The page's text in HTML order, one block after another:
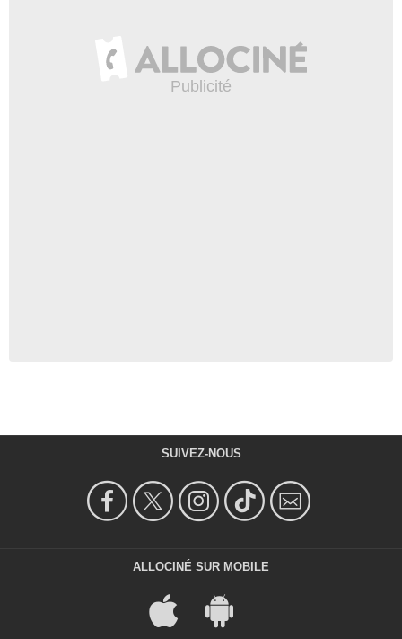
SUIVEZ-NOUS
ALLOCINÉ SUR MOBILE